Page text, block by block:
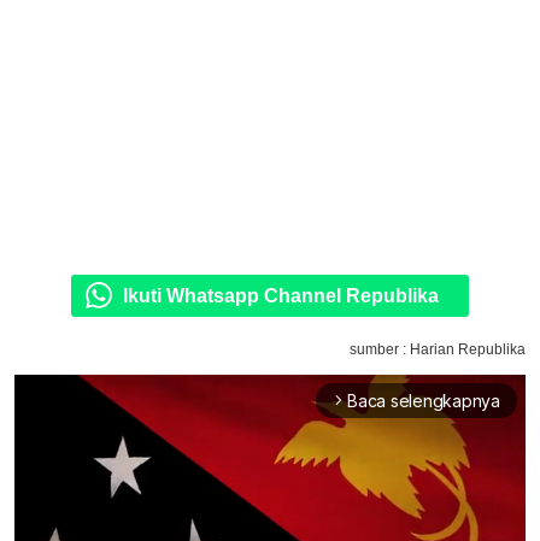
Ikuti Whatsapp Channel Republika
sumber : Harian Republika
arrow_forward_ios Baca selengkapnya